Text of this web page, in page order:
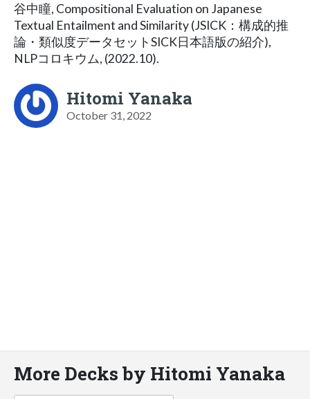
谷中瞳, Compositional Evaluation on Japanese
Textual Entailment and Similarity (JSICK：構成的推
論・類似度データセットSICK日本語版の紹介),
NLPコロキウム, (2022.10).
Hitomi Yanaka
October 31, 2022
More Decks by Hitomi Yanaka